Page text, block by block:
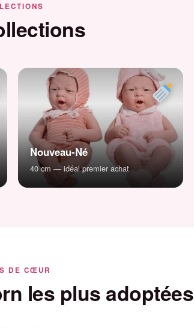
Nouveau-Né
40 cm — idéal premier achat
DE CŒUR
les plus adoptées